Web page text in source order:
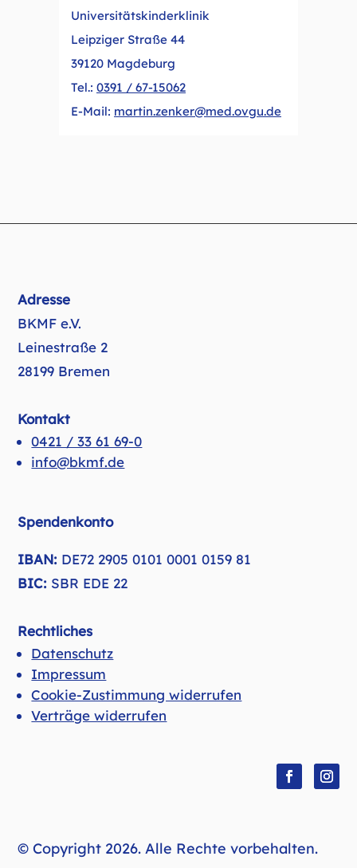
Universitätskinderklinik
Leipziger Straße 44
39120 Magdeburg
Tel.: 0391 / 67-15062
E-Mail: martin.zenker@med.ovgu.de
Adresse
BKMF e.V.
Leinestraße 2
28199 Bremen
Kontakt
0421 / 33 61 69-0
info@bkmf.de
Spendenkonto
IBAN: DE72 2905 0101 0001 0159 81
BIC: SBR EDE 22
Rechtliches
Datenschutz
Impressum
Cookie-Zustimmung widerrufen
Verträge widerrufen
© Copyright 2026. Alle Rechte vorbehalten.